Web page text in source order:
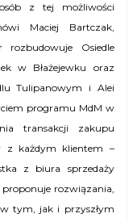
z tej możliwości
Maciej Bartczak,
rozbudowuje Osiedle
w Błażejewku oraz
Tulipanowym i Alei
programu MdM w
transakcji zakupu
z każdym klientem –
z biura sprzedaży
rozwiązania,
tym, jak i przyszłym